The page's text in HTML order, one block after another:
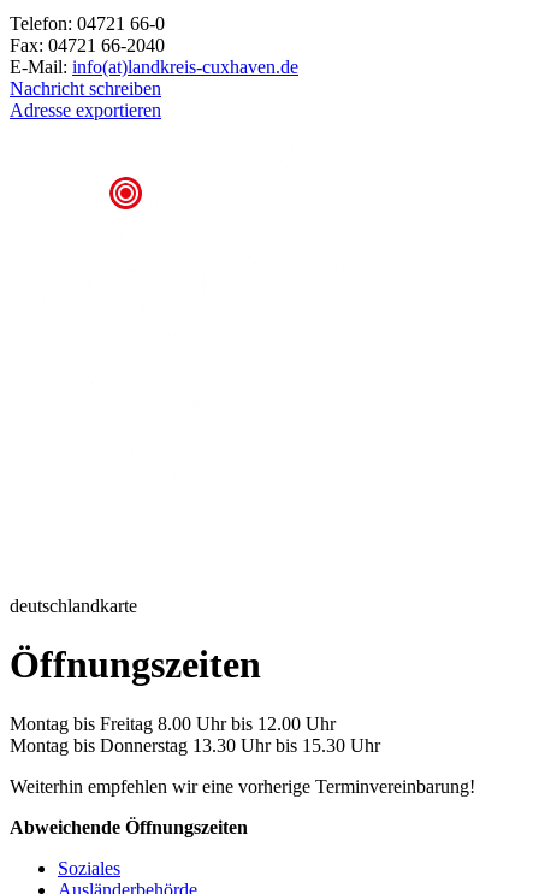
Telefon: 04721 66-0
Fax: 04721 66-2040
E-Mail: info(at)landkreis-cuxhaven.de
Nachricht schreiben
Adresse exportieren
deutschlandkarte
Öffnungszeiten
Montag bis Freitag 8.00 Uhr bis 12.00 Uhr
Montag bis Donnerstag 13.30 Uhr bis 15.30 Uhr
Weiterhin empfehlen wir eine vorherige Terminvereinbarung!
Abweichende Öffnungszeiten
Soziales
Ausländerbehörde